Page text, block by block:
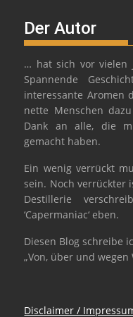
Der Autor
… hat sich vor vielen
Spannende
interessante Aromen
nette Menschen
Dank an alle, die
gemacht haben.
Ein wenig verrückt
sein. Noch verrückter
Destillerie
‘Capermaniac‘ eben.
Diesen Blog schreibe
„Von, über und wegen
Disclaimer /